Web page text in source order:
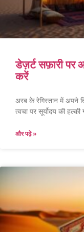
डेज़र्ट सफ़ारी
करें
अरब के रेगिस्तान में अपने
त्वचा पर सूर्योदय की
और पढ़ें »